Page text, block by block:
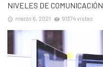
NIVELES DE COMUNICACIÓN
marzo 6, 2021 91374 vistas